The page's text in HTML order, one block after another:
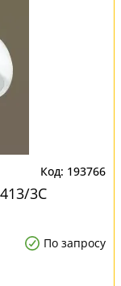
193766
3C
По запросу